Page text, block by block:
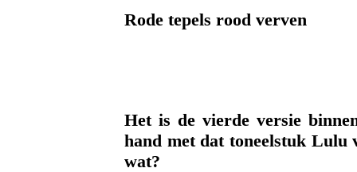
Rode tepels rood verven
Het is de vierde versie
hand met dat toneelstuk Lulu
wat?